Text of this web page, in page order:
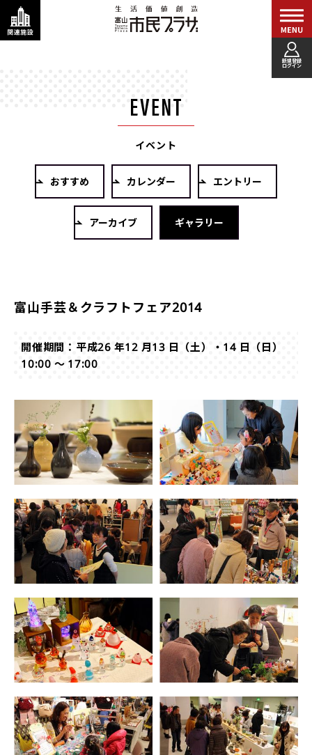
新規登録
ログイン
イベント
おすすめ カレンダー エントリー
アーカイブ ギャラリー
富山手芸＆クラフトフェア2014
開催期間：平成26 年12 月13 日（土）・14 日（日）
10:00 ～ 17:00